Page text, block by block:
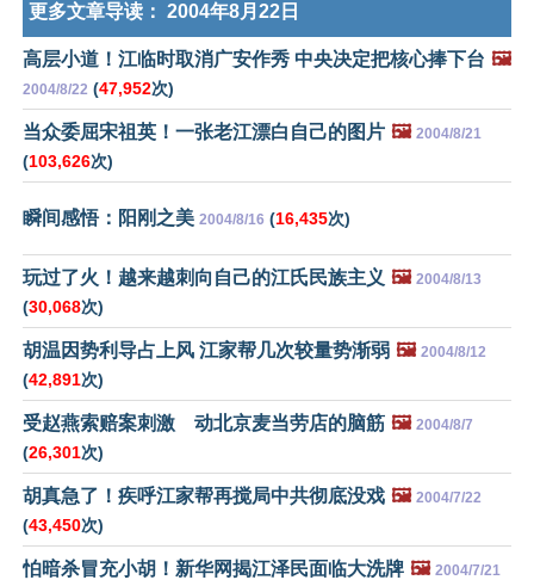
更多文章导读： 2004年8月22日
高层小道！江临时取消广安作秀 中央决定把核心捧下台 🖼️
2004/8/22 (47,952次)
当众委屈宋祖英！一张老江漂白自己的图片 🖼️ 2004/8/21
(103,626次)
瞬间感悟：阳刚之美 2004/8/16 (16,435次)
玩过了火！越来越刺向自己的江氏民族主义 🖼️ 2004/8/13
(30,068次)
胡温因势利导占上风 江家帮几次较量势渐弱 🖼️ 2004/8/12
(42,891次)
受赵燕索赔案刺激 动北京麦当劳店的脑筋 🖼️ 2004/8/7
(26,301次)
胡真急了！疾呼江家帮再搅局中共彻底没戏 🖼️ 2004/7/22
(43,450次)
怕暗杀冒充小胡！新华网揭江泽民面临大洗牌 🖼️ 2004/7/21